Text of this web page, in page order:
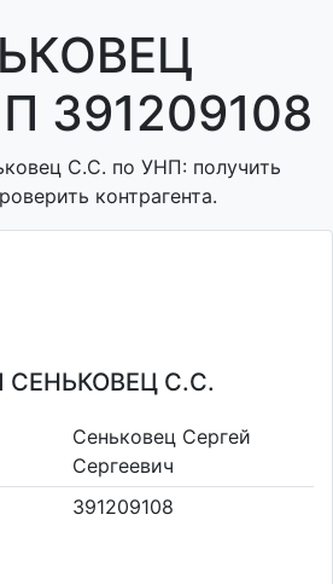
391209108
С.С. по УНП: получить
контрагента.
СЕНЬКОВЕЦ С.С.
Сеньковец Сергей
Сергеевич
391209108